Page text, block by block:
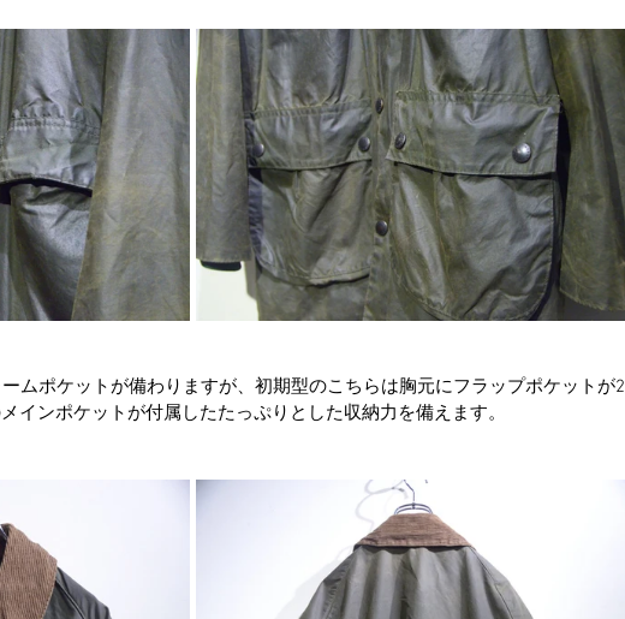
ムポケットが備わりますが、初期型のこちらは胸元にフラップポケットが2
インポケットが付属したたっぷりとした収納力を備えます。